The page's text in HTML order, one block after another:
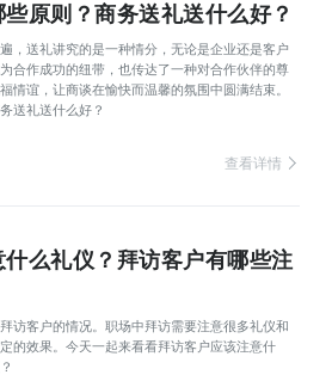
原则？商务送礼送什么好？
，送礼讲究的是一种情分，无论是企业还是客户
合作成功的纽带，也传达了一种对合作伙伴的尊
情谊，让商谈在愉快而温馨的氛围中圆满结束。
送礼送什么好？
查看详情
么礼仪？拜访客户有哪些注
访客户的情况。职场中拜访需要注意很多礼仪和
的效果。今天一起来看看拜访客户应该注意什